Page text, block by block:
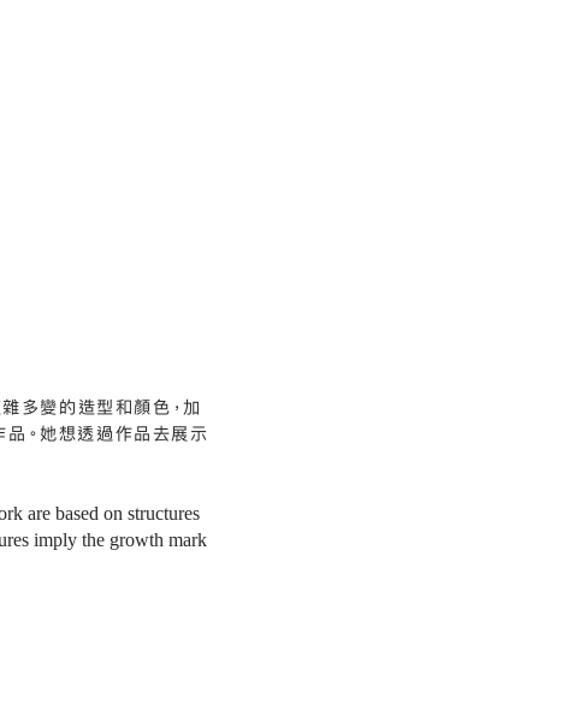
多變的造型和顏色，加
品。她想透過作品去展示
are based on structures
imply the growth mark